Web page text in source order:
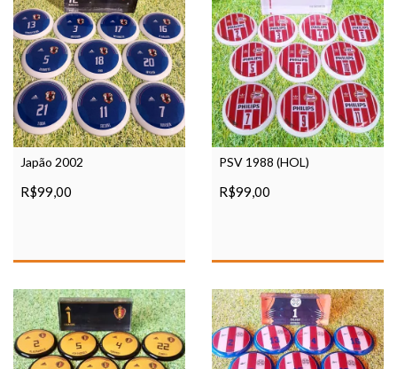
Japão 2002
R$99,00
PSV 1988 (HOL)
R$99,00